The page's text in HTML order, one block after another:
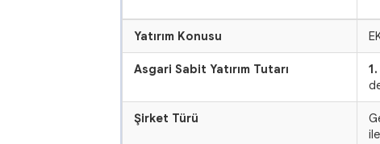
Yatırım Konusu
Asgari Sabit Yatırım Tutarı
Şirket Türü